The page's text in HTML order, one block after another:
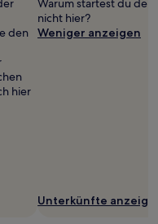
den
hier
Warum startest du
nicht hier?
Weniger anzeigen
Unterkünfte